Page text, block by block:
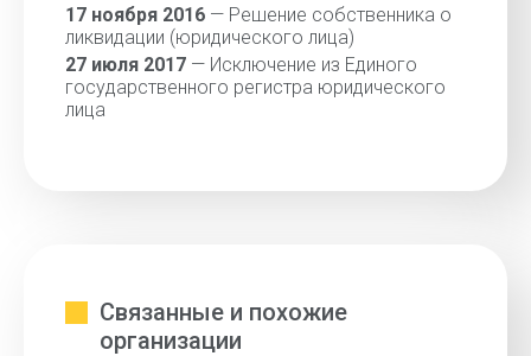
17 ноября 2016 — Решение собственника о
ликвидации (юридического лица)
27 июля 2017 — Исключение из Единого
государственного регистра юридического
лица
Связанные и похожие
организации